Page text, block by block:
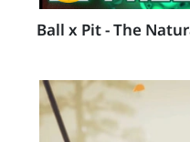
Ball x Pit - The